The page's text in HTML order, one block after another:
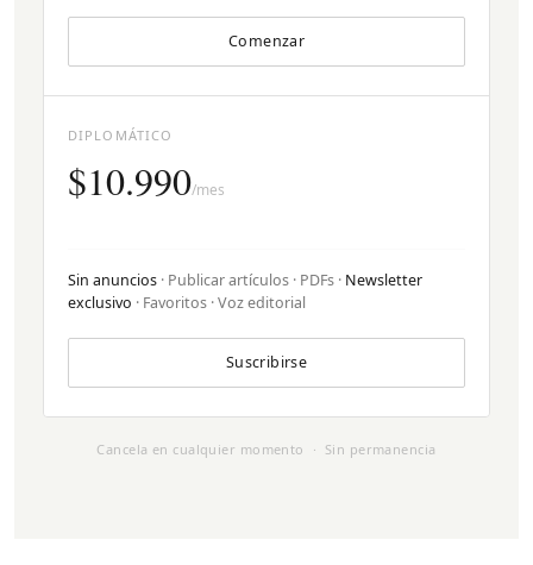
Comenzar
DIPLOMÁTICO
$10.990/mes
Sin anuncios · Publicar artículos · PDFs · Newsletter
exclusivo · Favoritos · Voz editorial
Suscribirse
Cancela en cualquier momento · Sin permanencia